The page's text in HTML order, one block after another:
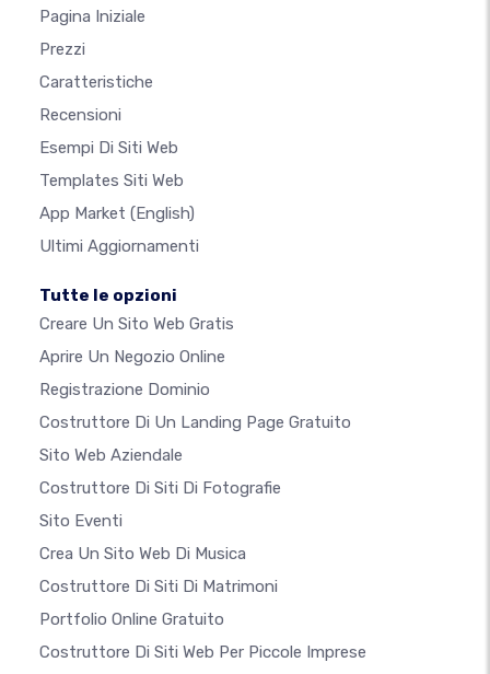
Pagina Iniziale
Prezzi
Caratteristiche
Recensioni
Esempi Di Siti Web
Templates Siti Web
App Market (English)
Ultimi Aggiornamenti
Tutte le opzioni
Creare Un Sito Web Gratis
Aprire Un Negozio Online
Registrazione Dominio
Costruttore Di Un Landing Page Gratuito
Sito Web Aziendale
Costruttore Di Siti Di Fotografie
Sito Eventi
Crea Un Sito Web Di Musica
Costruttore Di Siti Di Matrimoni
Portfolio Online Gratuito
Costruttore Di Siti Web Per Piccole Imprese